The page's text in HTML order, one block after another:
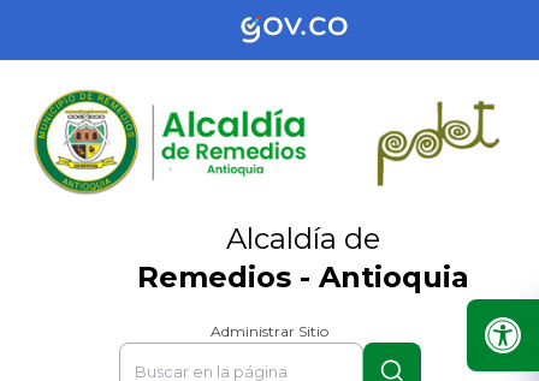
Alcaldía de
Remedios - Antioquia
Administrar Sitio